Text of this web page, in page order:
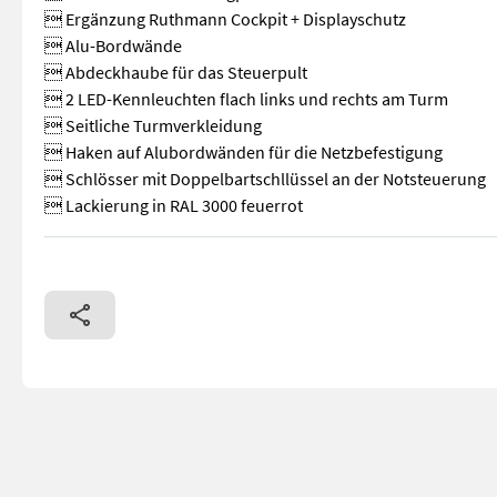
 Ergänzung Ruthmann Cockpit + Displayschutz
 Alu-Bordwände
 Abdeckhaube für das Steuerpult
 2 LED-Kennleuchten flach links und rechts am Turm
 Seitliche Turmverkleidung
 Haken auf Alubordwänden für die Netzbefestigung
 Schlösser mit Doppelbartschllüssel an der Notsteuerung
 Lackierung in RAL 3000 feuerrot
Ruthmann Steiger TRB250 auf Nissan Cabstar 35.12/2900